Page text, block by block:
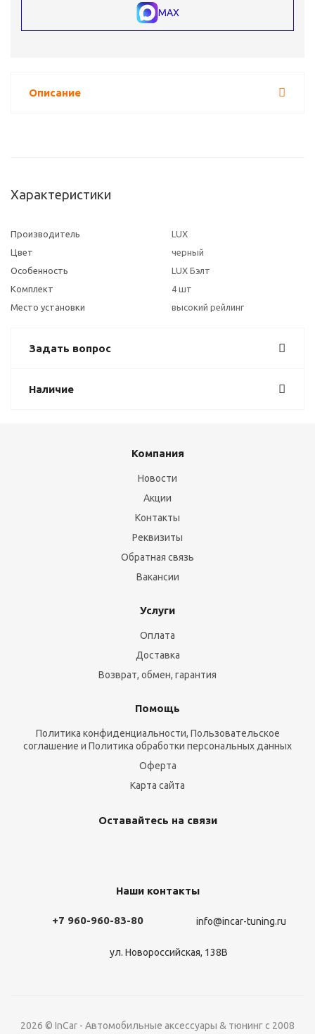
MAX
Описание
Характеристики
Производитель
LUX
Цвет
черный
Особенность
LUX Бэлт
Комплект
4 шт
Место установки
высокий рейлинг
Задать вопрос
Наличие
Компания
Новости
Акции
Контакты
Реквизиты
Обратная связь
Вакансии
Услуги
Оплата
Доставка
Возврат, обмен, гарантия
Помощь
Политика конфиденциальности, Пользовательское
соглашение и Политика обработки персональных данных
Оферта
Карта сайта
Оставайтесь на связи
Наши контакты
+7 960-960-83-80 info@incar-tuning.ru
ул. Новороссийская, 138В
2026 © InCar - Автомобильные аксессуары & тюнинг с 2008